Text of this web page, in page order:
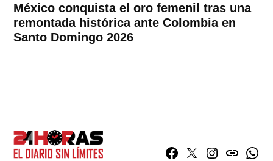
México conquista el oro femenil tras una
remontada histórica ante Colombia en
Santo Domingo 2026
Facebook
TwitterInstagram
issuu